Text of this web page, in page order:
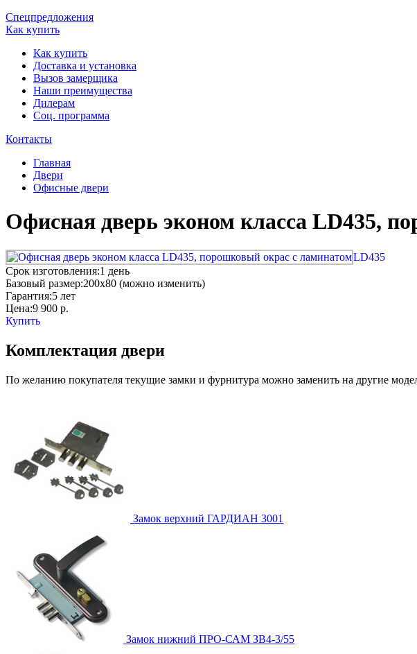
Спецпредложения
Как купить
Как купить
Доставка и установка
Вызов замерщика
Наши преимущества
Дилерам
Соц. программа
Контакты
Главная
Двери
Офисные двери
Офисная дверь эконом класса LD435,
LD435
Срок изготовления:1 день
Базовый размер:200x80 (можно изменить)
Гарантия:5 лет
Цена:9 900 р.
Купить
Комплектация двери
По желанию покупателя текущие замки и фурнитура можно заменить на другие
Замок верхний ГАРДИАН 3001
Замок нижний ПРО-САМ ЗВ4-3/55